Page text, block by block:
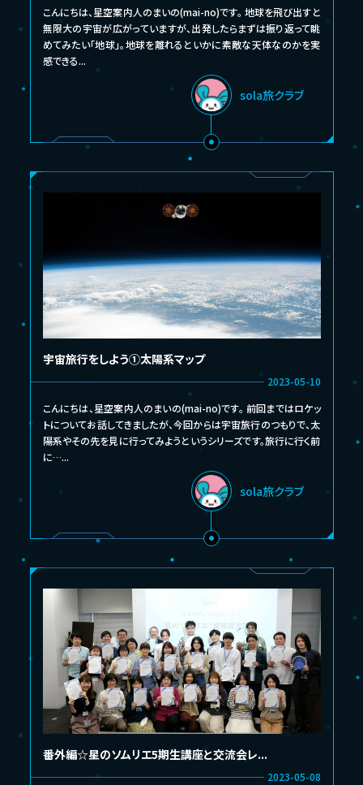
こんにちは、星空案内人のまいの(mai-no)です。 地球を飛び出すと
無限大の宇宙が広がっていますが、出発したらまずは振り返って眺
めてみたい「地球」。地球を離れるといかに素敵な天体なのかを実
感できる...
sola旅クラブ
宇宙旅行をしよう➀太陽系マップ
2023-05-10
こんにちは、星空案内人のまいの(mai-no)です。 前回まではロケッ
トについてお話してきましたが、今回からは宇宙旅行のつもりで、太
陽系やその先を見に行ってみようというシリーズです。旅行に行く前
に…...
sola旅クラブ
番外編☆星のソムリエ5期生講座と交流会レ...
2023-05-08